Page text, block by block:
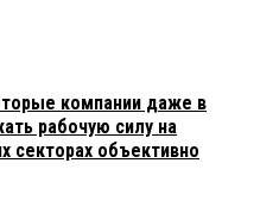
компании даже в
рабочую силу на
секторах объективно